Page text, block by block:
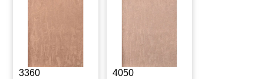
3360
4050